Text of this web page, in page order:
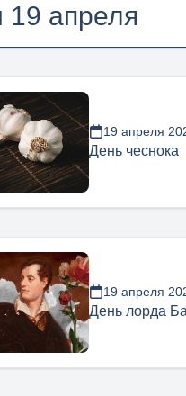
19 апреля
19 апреля
День чеснока
19 апреля
День лорда